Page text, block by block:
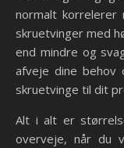
normalt korrelerer
skruetvinger med
end mindre og
afveje dine
skruetvinge til dit
Alt i alt er
overveje, når du